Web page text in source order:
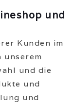
und
Kunden im
unserem
und die
und
und